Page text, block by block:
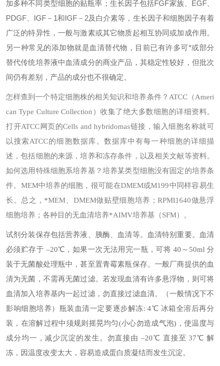
加多种不同类型细胞的贴瓶率；生长因子包括FGF家族、EGF、
PDGF、IGF－1和IGF－2及白介素等，生长因子和细胞因子有着
广泛的特异性，一般与激素或其它物质起相互协同或加成作用。
另一种常见的添加物就是血清替代物，目前已有许多可*或部分
替代传统培养液中血清成分的商业产品，其稳定性较好，但批次
间仍有差别，产品的成分也不很确定。
怎样查到一个特定细胞株的相关知识和培养条件？ ATCC（Ameri
can Type Culture Collection）收集了绝大多数细胞的详细资料。
打开ATCC网页的Cells and hybridomas链接，输入细胞名称就可
以搜索ATCC的细胞数据库。数据库中有每一种细胞的详细描
述，包括细胞的来源，培养和冻存条件，以及相关文献等资料。
如何选用特殊细胞系培养基？ 培养某类型细胞没有固定的培养条
件。MEM中培养的细胞，很可能在DMEM或M199中同样容易生
长。总之，*MEM、DMEM做贴壁细胞培养；RPMI1640做悬浮
细胞培养；各种目的无血清培养*AIMV培养基（SFM）。
试剂分装保存包括营养液、胰酶、血清等。
血清特别重要。血清
必须贮存于 –20℃，如果一次无法用完一瓶，可将 40～50ml 分
装于无菌酸处理瓶中，甚至置青霉素瓶保存。一般厂商提供的血
清为无菌，不需再无菌过滤。若发现血清有许多悬浮物，则可将
血清加入培养基内一起过滤，勿直接过滤血清。（一般情况下不
影响细胞培养） 瓶装血清一定要逐步解冻: 4℃ 冰箱全溶后再分
装，在溶解过程中须规则摇晃均匀(小心勿造成气泡)，使温度与
成分均一，减少沉淀的发生。勿直接由 –20℃ 直接至 37℃ 解
冻，因温度改变太大，容易造成蛋白质凝结而发生沉淀。